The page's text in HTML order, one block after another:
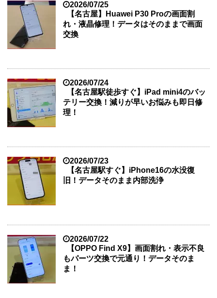
2026/07/25
【名古屋】Huawei P30 Proの画面割
れ・液晶修理！データはそのままで画面
交換
2026/07/24
【名古屋駅徒歩すぐ】iPad mini4のバッ
テリー交換！減りが早いお悩みも即日修
理！
2026/07/23
【名古屋駅すぐ】iPhone16の水没復
旧！データそのまま内部洗浄
2026/07/22
【OPPO Find X9】画面割れ・表示不良
もパーツ交換で元通り！データそのま
ま！